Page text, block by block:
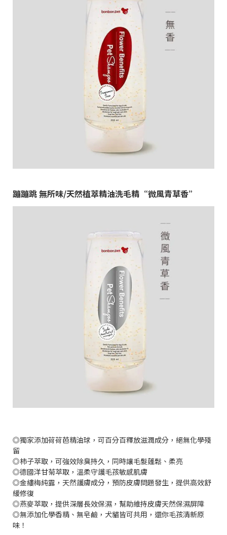
蹦蹦跳 無所味/天然植萃精油洗毛精“微風青草香”
◎獨家添加荷荷芭精油球，可百分百釋放滋潤成分，絕無化學殘
留
◎柿子萃取，可強效除臭持久，同時讓毛髮蓬鬆、柔亮
◎德國洋甘菊萃取，溫柔守護毛孩敏感肌膚
◎金縷梅純露，天然護膚成分，預防皮膚問題發生，提供高效舒
緩修復
◎燕麥萃取，提供深層長效保濕，幫助維持皮膚天然保濕屏障
◎無添加化學香精、無皂鹼，犬貓皆可共用，還你毛孩清新原
味！